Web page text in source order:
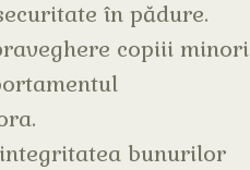
în pădure.
copiii minori
bunurilor